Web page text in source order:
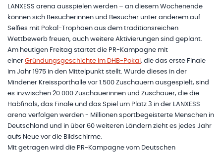
LANXESS arena ausspielen werden – an diesem Wochenende
können sich Besucherinnen und Besucher unter anderem auf
Selfies mit Pokal-Trophäen aus dem traditionsreichen
Wettbewerb freuen, auch weitere Aktivierungen sind geplant.
Am heutigen Freitag startet die PR-Kampagne mit
einer Gründungsgeschichte im DHB-Pokal , die das erste Finale
im Jahr 1975 in den Mittelpunkt stellt. Wurde dieses in der
Mindener Kreissporthalle vor 1.500 Zuschauern ausgespielt, sind
es inzwischen 20.000 Zuschauerinnen und Zuschauer, die die
Habfinals, das Finale und das Spiel um Platz 3 in der LANXESS
arena verfolgen werden - Millionen sportbegeisterte Menschen in
Deutschland und in über 60 weiteren Ländern zieht es jedes Jahr
aufs Neue vor die Bildschirme.
Mit getragen wird die PR-Kampagne vom Deutschen